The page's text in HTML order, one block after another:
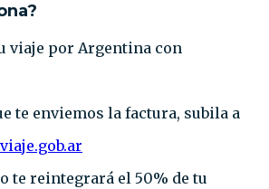
viaje por Argentina con
te enviemos la factura, subila a
te reintegrará el 50% de tu